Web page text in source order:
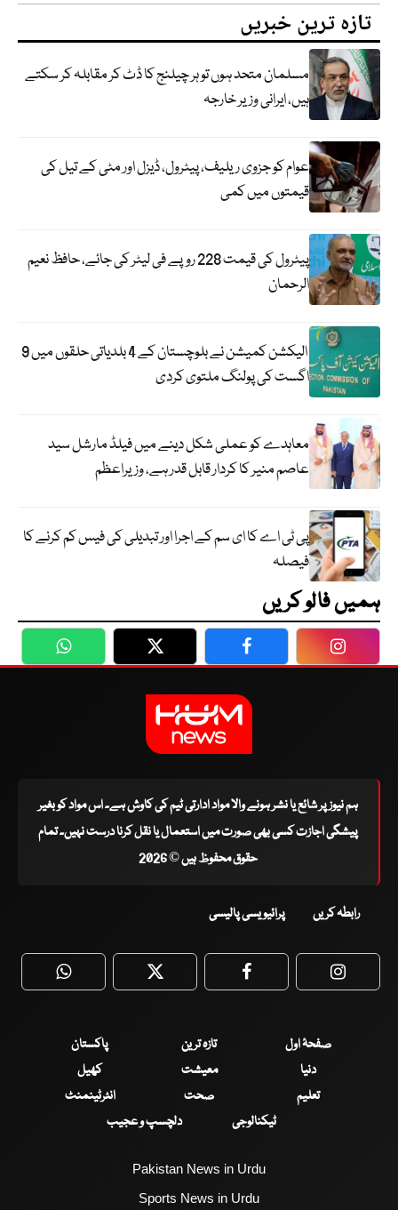
تازہ ترین خبریں
مسلمان متحد ہوں تو ہر چیلنج کا ڈٹ کر مقابلہ کر سکتے
ہیں، ایرانی وزیر خارجہ
عوام کو جزوی ریلیف، پیٹرول، ڈیزل اور مٹی کے تیل کی
قیمتوں میں کمی
پیٹرول کی قیمت 228 روپے فی لیٹر کی جائے، حافظ نعیم
الرحمان
الیکشن کمیشن نے بلوچستان کے 4 بلدیاتی حلقوں میں 9
اگست کی پولنگ ملتوی کردی
معاہدے کو عملی شکل دینے میں فیلڈ مارشل سید
عاصم منیر کا کردار قابل قدر ہے، وزیراعظم
پی ٹی اے کا ای سم کے اجرا اور تبدیلی کی فیس کم کرنے کا
فیصلہ
ہمیں فالو کریں
WhatsApp Twitter Facebook
ہم نیوز پر شائع یا نشر ہونے والا مواد ادارتی ٹیم کی کاوش ہے۔ اس مواد کو بغیر
پیشگی اجازت کسی بھی صورت میں استعمال یا نقل کرنا درست نہیں۔ تمام
حقوق محفوظ ہیں © 2026
رابطہ کریں پرائیویسی پالیسی
WhatsApp Twitter Facebook
صفحۂ اول تازہ ترین
پاکستان
دنیا
معیشت
کھیل
تعلیم
صحت
انٹرٹینمنٹ
ٹیکنالوجی
دلچسپ و عجیب
Pakistan News in Urdu
Sports News in Urdu